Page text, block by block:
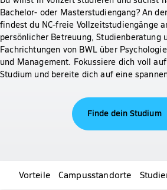
Bachelor- oder Masterstudiengang? An
findest du NC-freie Vollzeitstudiengänge
persönlicher Betreuung, Studienberatung
Fachrichtungen von BWL über
und Management. Fokussiere dich voll
Studium und bereite dich auf eine
Finde dein Studium
Vorteile Campusstandorte